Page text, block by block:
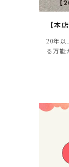
【本
20年以
る万能